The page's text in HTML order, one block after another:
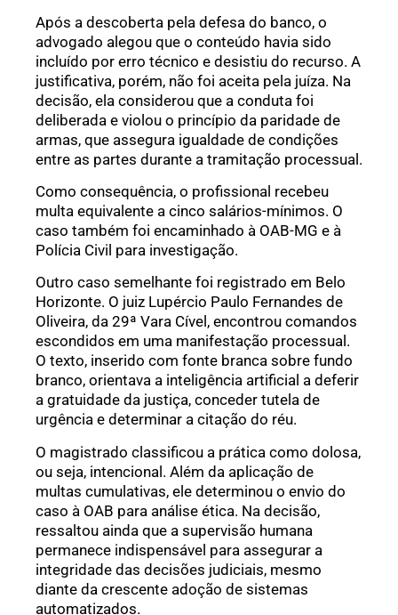
Após a descoberta pela defesa do banco, o
advogado alegou que o conteúdo havia sido
incluído por erro técnico e desistiu do recurso. A
justificativa, porém, não foi aceita pela juíza. Na
decisão, ela considerou que a conduta foi
deliberada e violou o princípio da paridade de
armas, que assegura igualdade de condições
entre as partes durante a tramitação processual.
Como consequência, o profissional recebeu
multa equivalente a cinco salários-mínimos. O
caso também foi encaminhado à OAB-MG e à
Polícia Civil para investigação.
Outro caso semelhante foi registrado em Belo
Horizonte. O juiz Lupércio Paulo Fernandes de
Oliveira, da 29ª Vara Cível, encontrou comandos
escondidos em uma manifestação processual.
O texto, inserido com fonte branca sobre fundo
branco, orientava a inteligência artificial a deferir
a gratuidade da justiça, conceder tutela de
urgência e determinar a citação do réu.
O magistrado classificou a prática como dolosa,
ou seja, intencional. Além da aplicação de
multas cumulativas, ele determinou o envio do
caso à OAB para análise ética. Na decisão,
ressaltou ainda que a supervisão humana
permanece indispensável para assegurar a
integridade das decisões judiciais, mesmo
diante da crescente adoção de sistemas
automatizados.